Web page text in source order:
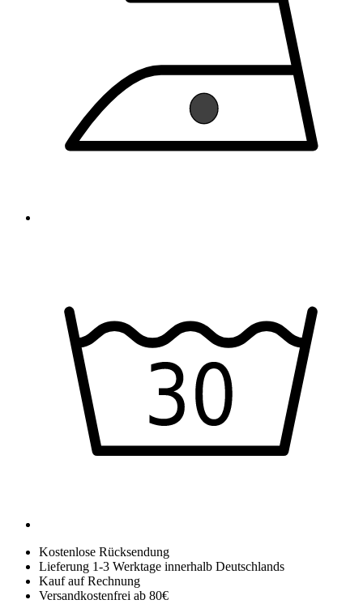
Kostenlose Rücksendung
Lieferung 1-3 Werktage innerhalb Deutschlands
Kauf auf Rechnung
Versandkostenfrei ab 80€